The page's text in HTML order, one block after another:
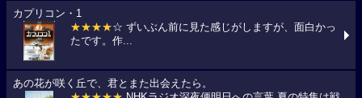
カプリコン・1
★★★★☆ ずいぶん前に見た感じがしますが、面白かっ
たです。作...
あの花が咲く丘で、君とまた出会えたら。